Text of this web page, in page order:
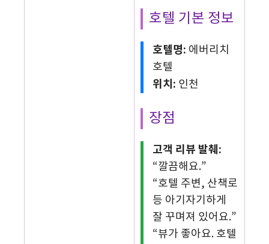
호텔 기본 정보
호텔명: 에버리치
호텔
위치: 인천
장점
고객 리뷰 발췌:
“깔끔해요.”
“호텔 주변, 산책로
등 아기자기하게
잘 꾸며져 있어요.”
“뷰가 좋아요. 호텔